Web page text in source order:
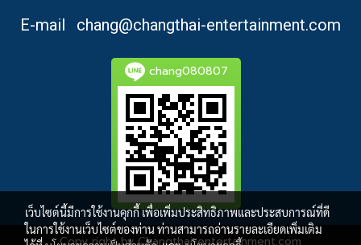
E-mail
chang@changthai-entertainment.com
chang080807
Copy right by Changthai-entertainment.com
เว็บไซต์นี้มีการใช้งานคุกกี้ เพื่อเพิ่มประสิทธิภาพและประสบการณ์ที่ดี
ในการใช้งานเว็บไซต์ของท่าน ท่านสามารถอ่านรายละเอียดเพิ่มเติม